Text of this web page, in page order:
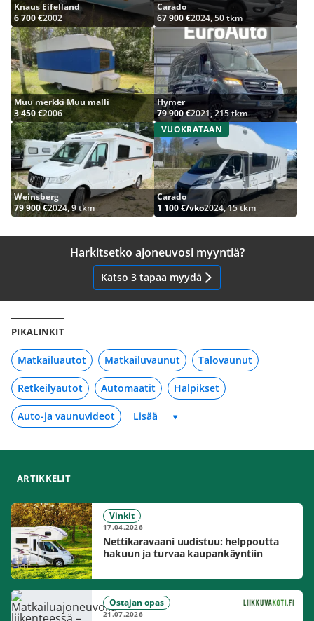
Knaus Eifelland
6 700 €2002
Carado
67 900 €2024, 50 tkm
Muu merkki Muu malli
3 450 €2006
Hymer
79 900 €2021, 215 tkm
Weinsberg
79 900 €2024, 9 tkm
VUOKRATAAN
Carado
1 100 €/vko2024, 15 tkm
Harkitsetko ajoneuvosi myyntiä?
Katso 3 tapaa myydä
PIKALINKIT
Matkailuautot Matkailuvaunut Talovaunut
Retkeilyautot Automaatit Halpikset
Auto-ja vaunuvideot
ARTIKKELIT
Vinkit
17.04.2026
Nettikaravaani uudistuu: helppoutta
hakuun ja turvaa kaupankäyntiin
Ostajan opas
21.07.2026